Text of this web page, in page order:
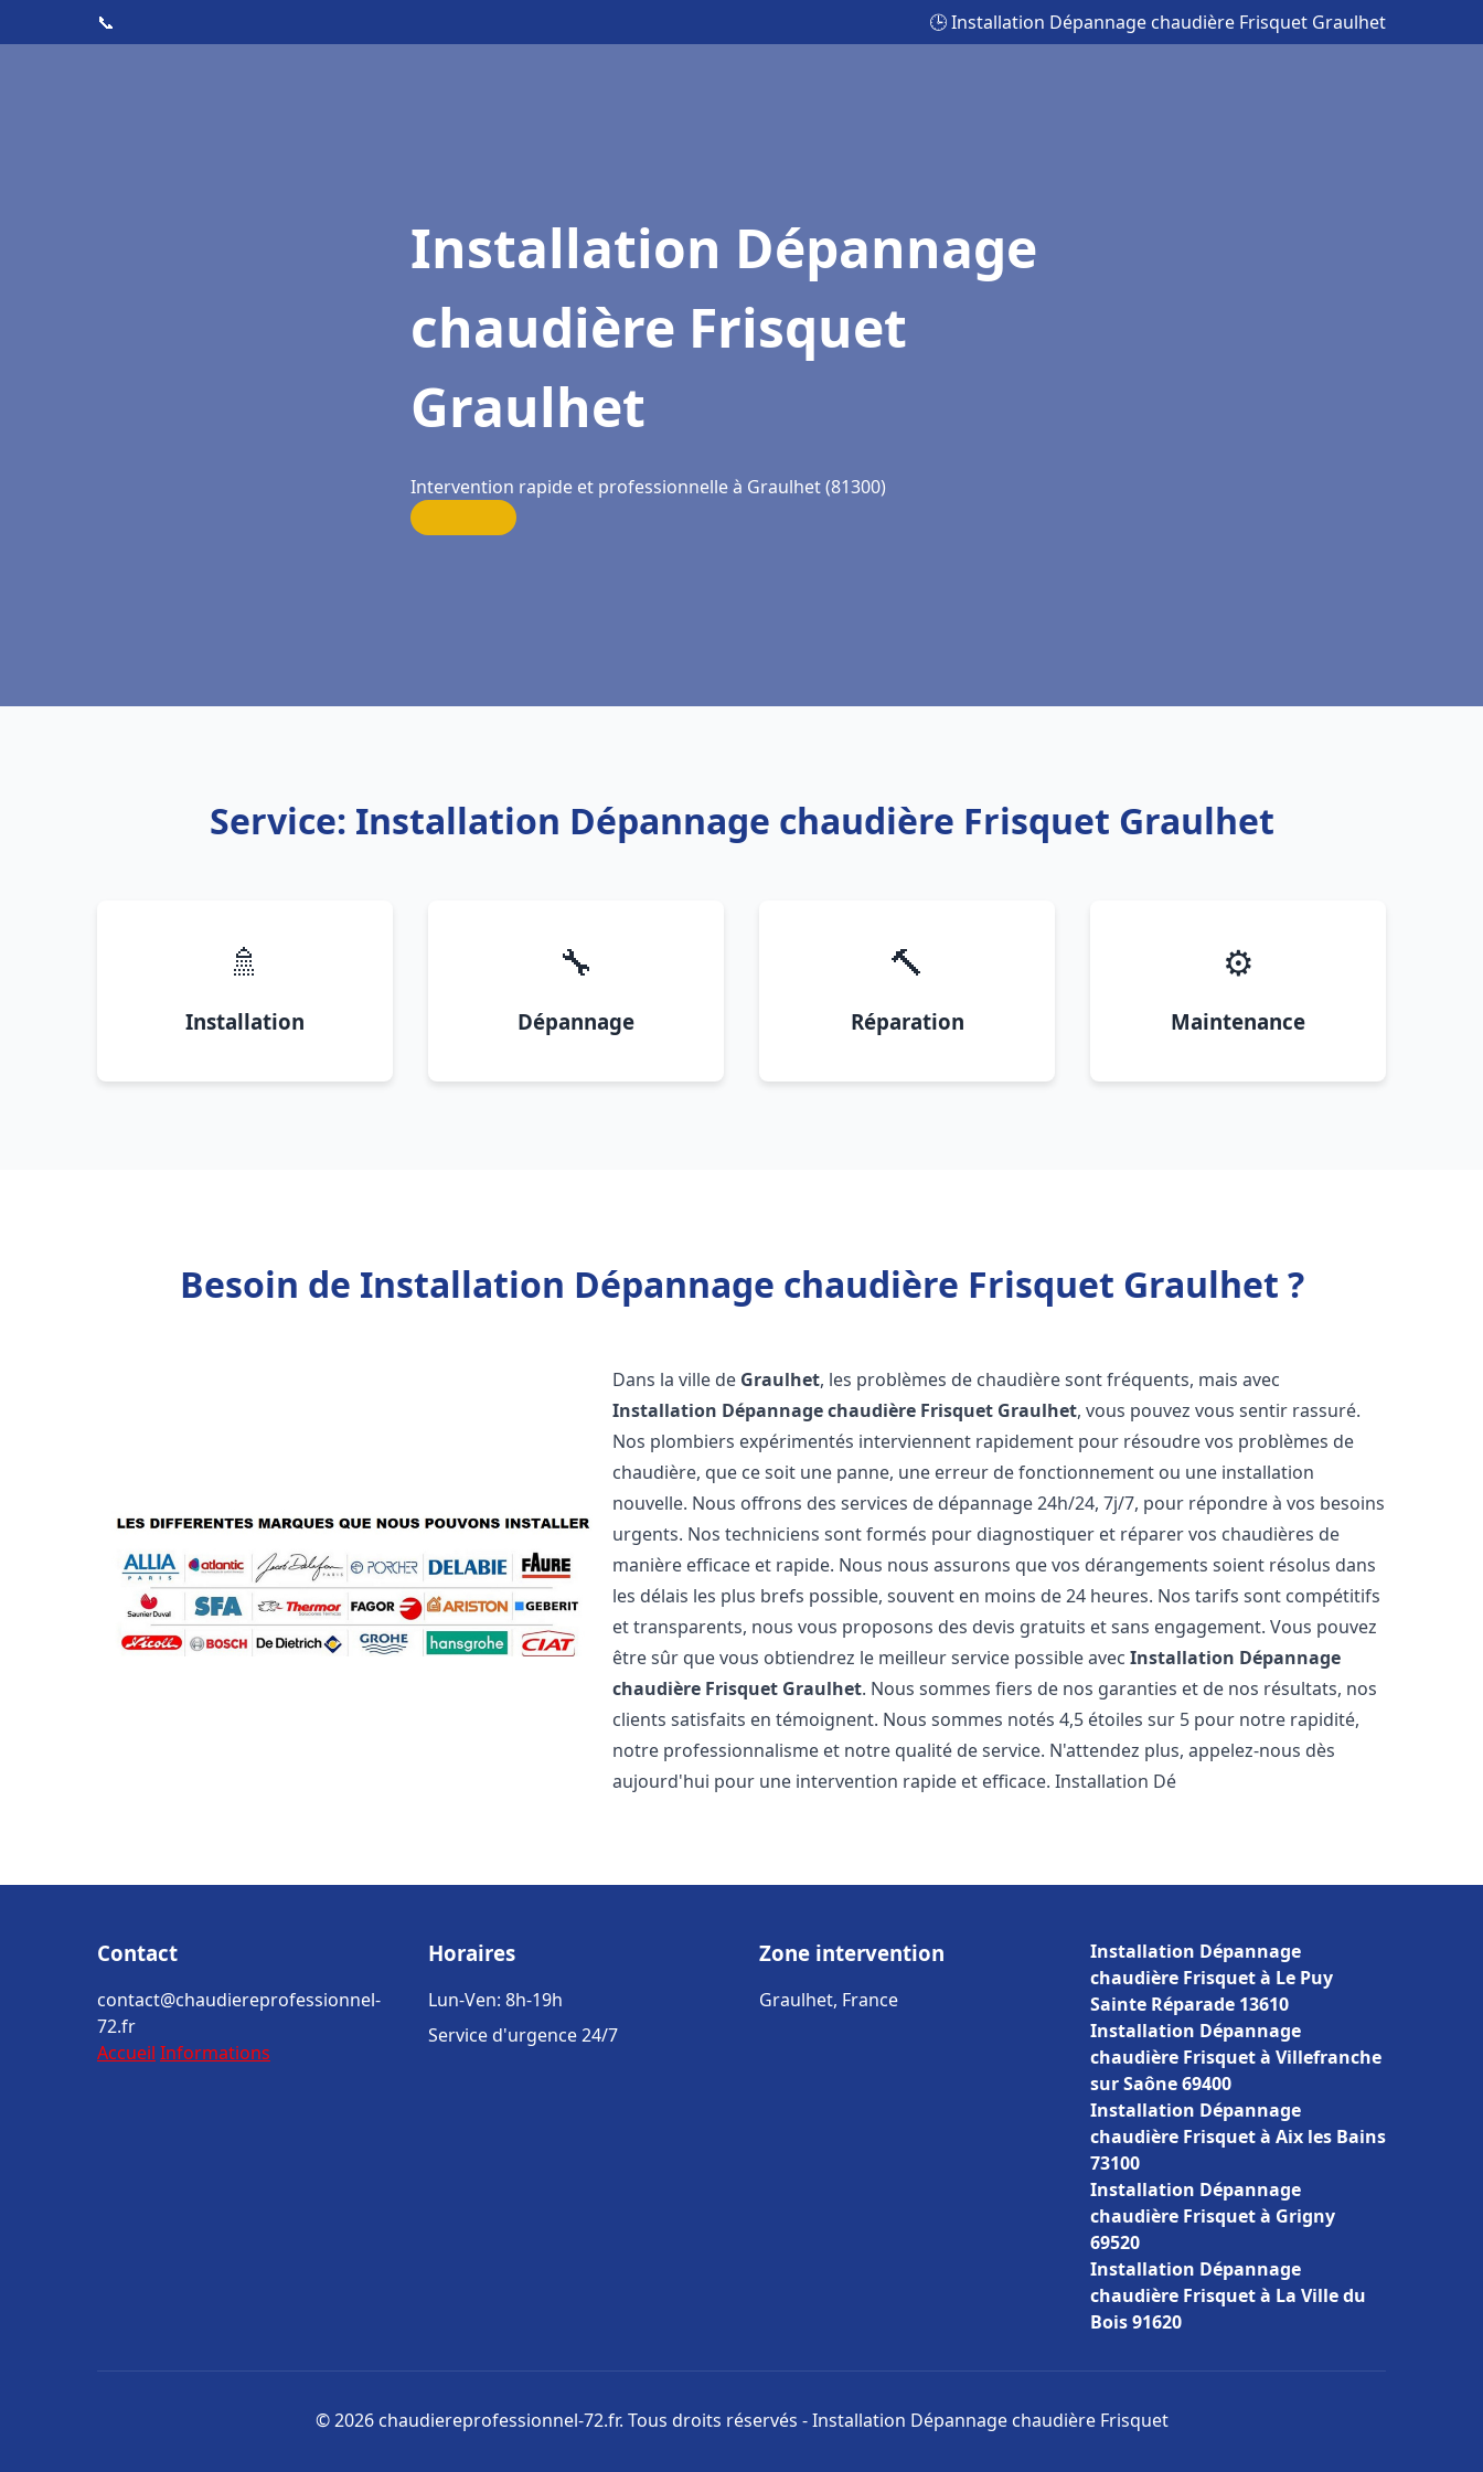
📞 🕒 Installation Dépannage chaudière Frisquet Graulhet
Installation Dépannage
chaudière Frisquet
Graulhet
Intervention rapide et professionnelle à Graulhet (81300)
Service: Installation Dépannage chaudière Frisquet Graulhet
🚿
Installation
🔧
Dépannage
🔨
Réparation
⚙️
Maintenance
Besoin de Installation Dépannage chaudière Frisquet Graulhet ?
Dans la ville de Graulhet, les problèmes de chaudière sont fréquents, mais avec
Installation Dépannage chaudière Frisquet Graulhet, vous pouvez vous sentir rassuré.
Nos plombiers expérimentés interviennent rapidement pour résoudre vos problèmes de
chaudière, que ce soit une panne, une erreur de fonctionnement ou une installation
nouvelle. Nous offrons des services de dépannage 24h/24, 7j/7, pour répondre à vos besoins
urgents. Nos techniciens sont formés pour diagnostiquer et réparer vos chaudières de
manière efficace et rapide. Nous nous assurons que vos dérangements soient résolus dans
les délais les plus brefs possible, souvent en moins de 24 heures. Nos tarifs sont compétitifs
et transparents, nous vous proposons des devis gratuits et sans engagement. Vous pouvez
être sûr que vous obtiendrez le meilleur service possible avecInstallation Dépannage
chaudière Frisquet Graulhet. Nous sommes fiers de nos garanties et de nos résultats, nos
clients satisfaits en témoignent. Nous sommes notés 4,5 étoiles sur 5 pour notre rapidité,
notre professionnalisme et notre qualité de service. N'attendez plus, appelez-nous dès
aujourd'hui pour une intervention rapide et efficace. Installation Dé
Contact
contact@chaudiereprofessionnel-
72.fr
Accueil Informations
Horaires
Lun-Ven: 8h-19h
Service d'urgence 24/7
Zone intervention
Graulhet, France
Installation Dépannage
chaudière Frisquet à Le Puy
Sainte Réparade 13610
Installation Dépannage
chaudière Frisquet à Villefranche
sur Saône 69400
Installation Dépannage
chaudière Frisquet à Aix les Bains
73100
Installation Dépannage
chaudière Frisquet à Grigny
69520
Installation Dépannage
chaudière Frisquet à La Ville du
Bois 91620
© 2026 chaudiereprofessionnel-72.fr. Tous droits réservés - Installation Dépannage chaudière Frisquet